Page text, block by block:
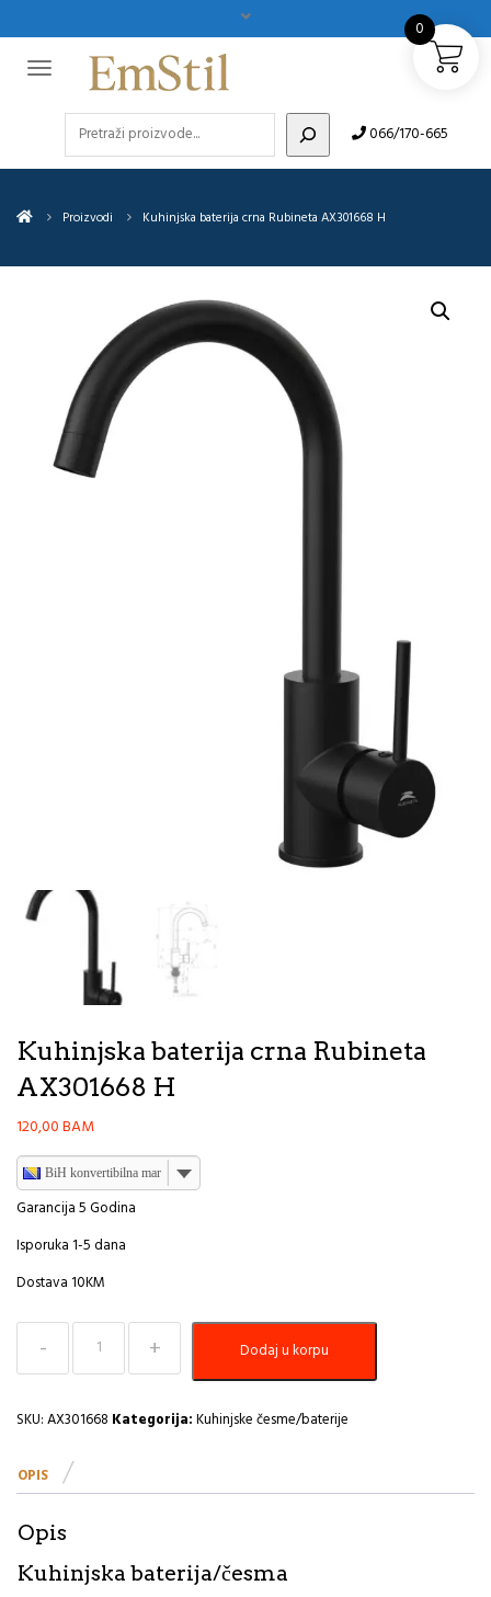
066/170-665
Proizvodi Kuhinjska baterija crna Rubineta AX301668 H
Kuhinjska baterija crna Rubineta
AX301668 H
120,00BAM
BiH konvertibilna marka
Garancija 5 Godina
Isporuka 1-5 dana
Dostava 10KM
Kuhinjska
baterija
crna
AX301668
količina
Dodaj u korpu
SKU:AX301668 Kategorija:Kuhinjske česme/baterije
OPIS
Opis
Kuhinjska baterija/česma
0